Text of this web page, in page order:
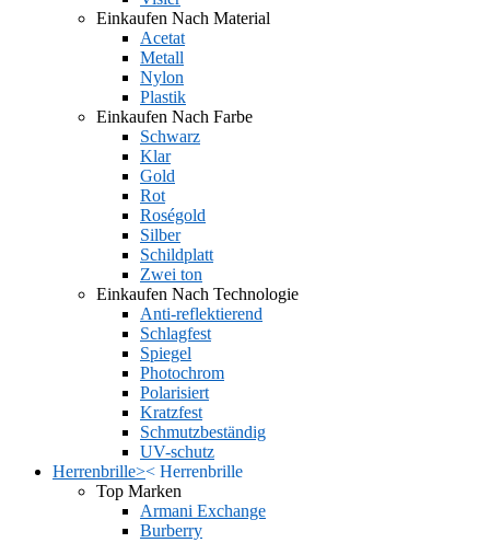
Einkaufen Nach Material
Acetat
Metall
Nylon
Plastik
Einkaufen Nach Farbe
Schwarz
Klar
Gold
Rot
Roségold
Silber
Schildplatt
Zwei ton
Einkaufen Nach Technologie
Anti-reflektierend
Schlagfest
Spiegel
Photochrom
Polarisiert
Kratzfest
Schmutzbeständig
UV-schutz
Herrenbrille>< Herrenbrille
Top Marken
Armani Exchange
Burberry